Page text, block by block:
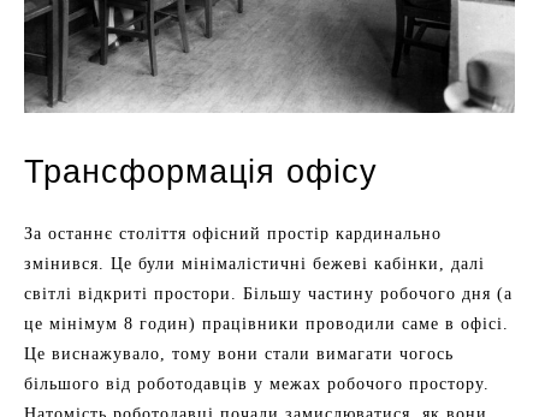
Трансформація офісу
За останнє століття офісний простір кардинально
змінився. Це були мінімалістичні бежеві кабінки, далі
світлі відкриті простори. Більшу частину робочого дня (а
це мінімум 8 годин) працівники проводили саме в офісі.
Це виснажувало, тому вони стали вимагати чогось
більшого від роботодавців у межах робочого простору.